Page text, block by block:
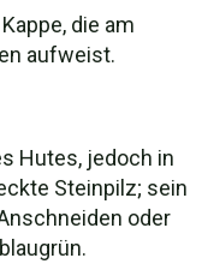
die am
aufweist.
Hutes, jedoch in
Steinpilz; sein
oder